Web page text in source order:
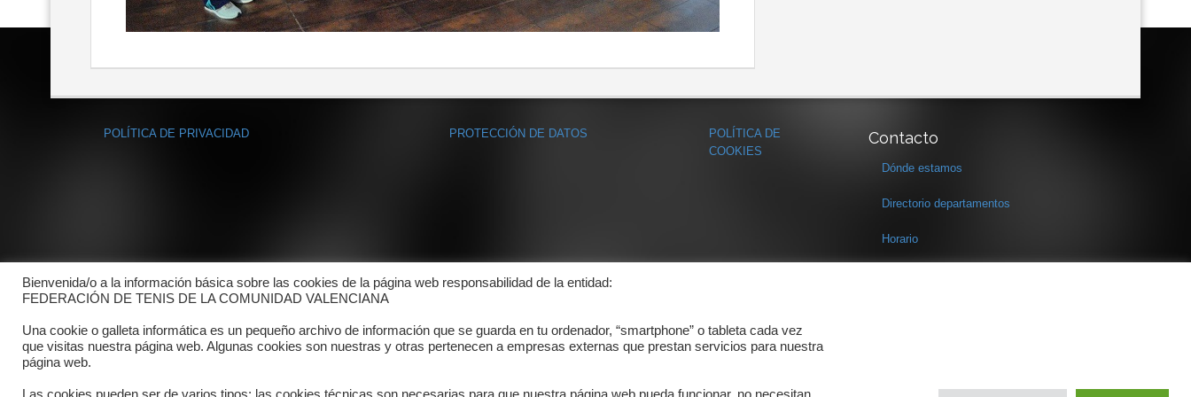
POLÍTICA DE PRIVACIDAD PROTECCIÓN DE DATOS
POLÍTICA DE
COOKIES
Contacto
Dónde estamos
Directorio departamentos
Horario
Bienvenida/o a la información básica sobre las cookies de la página web responsabilidad de la entidad:
FEDERACIÓN DE TENIS DE LA COMUNIDAD VALENCIANA
Una cookie o galleta informática es un pequeño archivo de información que se guarda en tu ordenador, “smartphone” o tableta cada vez
que visitas nuestra página web. Algunas cookies son nuestras y otras pertenecen a empresas externas que prestan servicios para nuestra
página web.